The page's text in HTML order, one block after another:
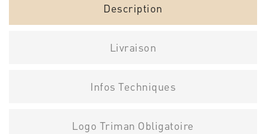
Description
Livraison
Infos Techniques
Logo Triman Obligatoire